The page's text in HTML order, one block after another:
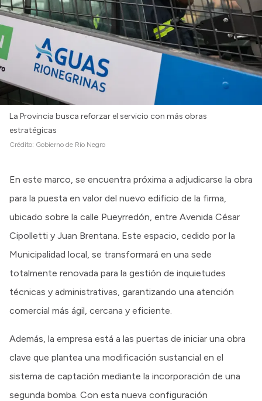
La Provincia busca reforzar el servicio con más obras
estratégicas
Crédito: Gobierno de Río Negro
En este marco, se encuentra próxima a adjudicarse la obra
para la puesta en valor del nuevo edificio de la firma,
ubicado sobre la calle Pueyrredón, entre Avenida César
Cipolletti y Juan Brentana. Este espacio, cedido por la
Municipalidad local, se transformará en una sede
totalmente renovada para la gestión de inquietudes
técnicas y administrativas, garantizando una atención
comercial más ágil, cercana y eficiente.
Además, la empresa está a las puertas de iniciar una obra
clave que plantea una modificación sustancial en el
sistema de captación mediante la incorporación de una
segunda bomba. Con esta nueva configuración